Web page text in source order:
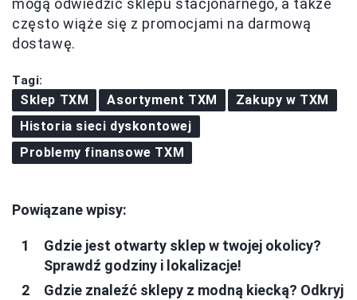
często wiąże się z promocjami na darmową
dostawę.
Tagi:
Sklep TXM Asortyment TXM
Zakupy w TXM
Historia sieci dyskontowej
Problemy finansowe TXM
Powiązane wpisy:
Gdzie jest otwarty sklep w twojej okolicy?
Sprawdź godziny i lokalizacje!
Gdzie znaleźć sklepy z modną kiecką? Odkryj